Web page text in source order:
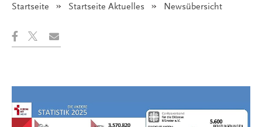
Startseite Startseite Aktuelles Angezeigt:
Newsübersicht